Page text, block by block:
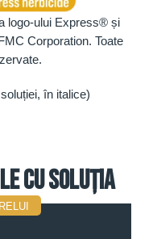
logo-ului Express® și
Corporation. Toate
în italice)
cu soluția